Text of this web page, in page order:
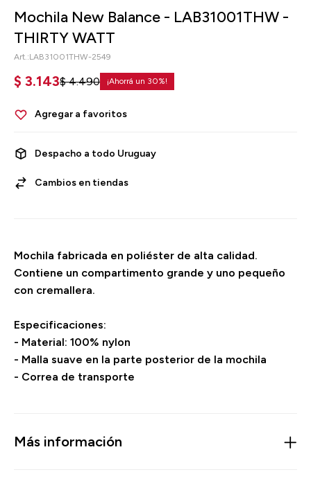
Mochila New Balance - LAB31001THW -
THIRTY WATT
LAB31001THW-2549
$ 3.143$ 4.490 30
Despacho a todo Uruguay
Cambios en tiendas
Mochila fabricada en poliéster de alta calidad.
Contiene un compartimento grande y uno pequeño
con cremallera.
Especificaciones:
- Material: 100% nylon
- Malla suave en la parte posterior de la mochila
- Correa de transporte
Más información